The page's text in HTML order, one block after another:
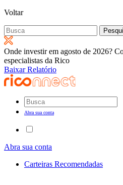
Voltar
Pesquisar
por:
Onde investir em agosto de 2026?
especialistas da Rico
Baixar Relatório
Abra sua conta
Abra sua conta
Carteiras Recomendadas